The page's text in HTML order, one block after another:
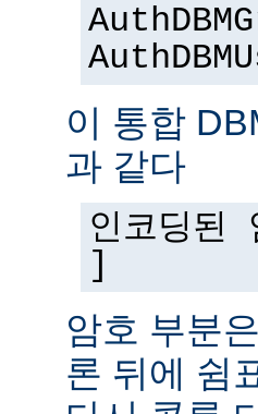
이 통합
과 같다
인코딩
]
암호 부분
론 뒤에 쉼